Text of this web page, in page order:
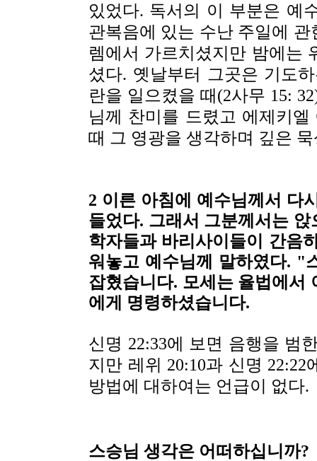
있었다. 독서의 이 부분은 예
관복음에 있는 수난 주일에
렘에서 가르치셨지만 밤에는
셨다. 옛날부터 그곳은 기도
란을 일으켰을 때(2사무 15:
님께 찬미를 드렸고 에제키
때 그 영광을 생각하며 깊은
2 이른 아침에 예수님께서 다
들었다. 그래서 그분께서는
학자들과 바리사이들이 간음
워놓고 예수님께 말하였다. "
잡혔습니다. 모세는 율법에서
에게 명령하셨습니다.
신명 22:33에 보면 음행을 범
지만 레위 20:10과 신명
방법에 대하여는 언급이 없다.
스승님 생각은 어떠하십니까?